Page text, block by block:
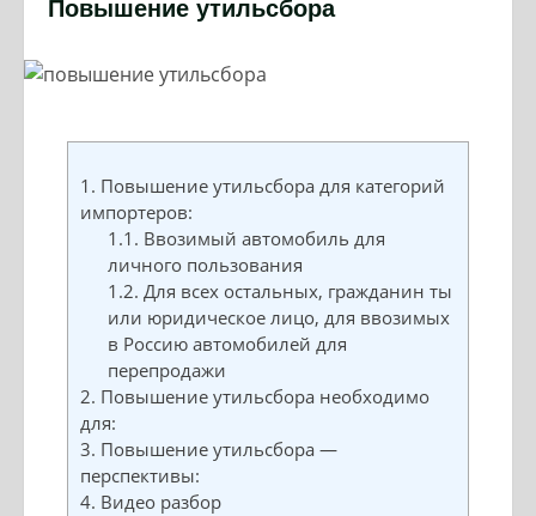
Повышение утильсбора
1. Повышение утильсбора для категорий
импортеров:
1.1. Ввозимый автомобиль для
личного пользования
1.2. Для всех остальных, гражданин ты
или юридическое лицо, для ввозимых
в Россию автомобилей для
перепродажи
2. Повышение утильсбора необходимо
для:
3. Повышение утильсбора —
перспективы:
4. Видео разбор